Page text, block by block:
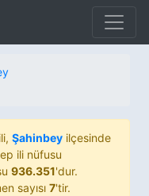
ili, Şahinbey ilçesinde
ili nüfusu
936.351'dur.
sayısı 7'tir.